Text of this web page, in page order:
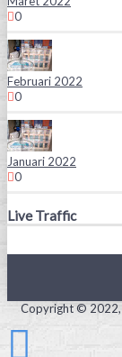
0
Februari 2022
0
Januari 2022
0
Live Traffic
Copyright © 2022,